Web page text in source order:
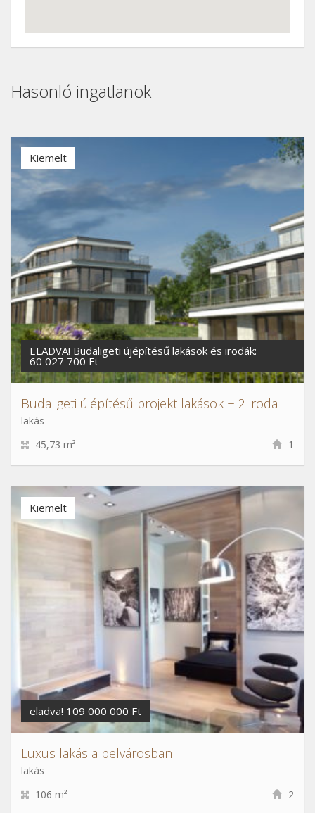
Hasonló ingatlanok
ELADVA! Budaligeti újépítésű lakások és irodák:
60 027 700 Ft
Kiemelt
Budaligeti újépítésű projekt lakások + 2 iroda
lakás
45,73 m²
1
eladva! 109 000 000 Ft
Kiemelt
Luxus lakás a belvárosban
lakás
106 m²
2